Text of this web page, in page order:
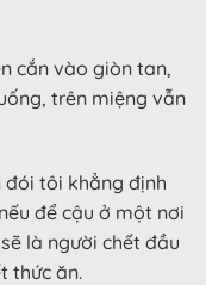
cắn vào giòn tan,
trên miệng vẫn
đói tôi khẳng định
để cậu ở một nơi
là người chết đầu
thức ăn.